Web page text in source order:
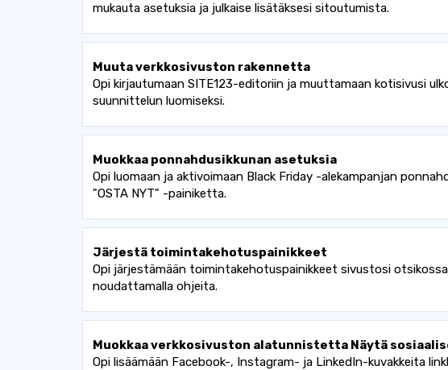
mukauta asetuksia ja julkaise lisätäksesi sitoutumista.
Muuta verkkosivuston rakennetta
Opi kirjautumaan SITE123-editoriin ja muuttamaan kotisivusi
suunnittelun luomiseksi.
Muokkaa ponnahdusikkunan asetuksia
Opi luomaan ja aktivoimaan Black Friday -alekampanjan
"OSTA NYT" -painiketta.
Järjestä toimintakehotuspainikkeet
Opi järjestämään toimintakehotuspainikkeet sivustosi
noudattamalla ohjeita.
Muokkaa verkkosivuston alatunnistetta Näytä
Opi lisäämään Facebook-, Instagram- ja LinkedIn-kuvakkeita